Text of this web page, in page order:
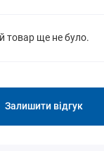
товар ще не було.
Залишити відгук